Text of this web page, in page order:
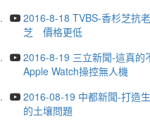
2016-8-18 TVBS-香杉芝抗
芝 價格更低
2016-8-19 三立新聞-這真的
Apple Watch操控無人機
2016-08-19 中都新聞-打造
的土壤問題